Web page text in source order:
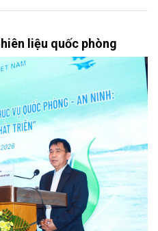
liệu quốc phòng